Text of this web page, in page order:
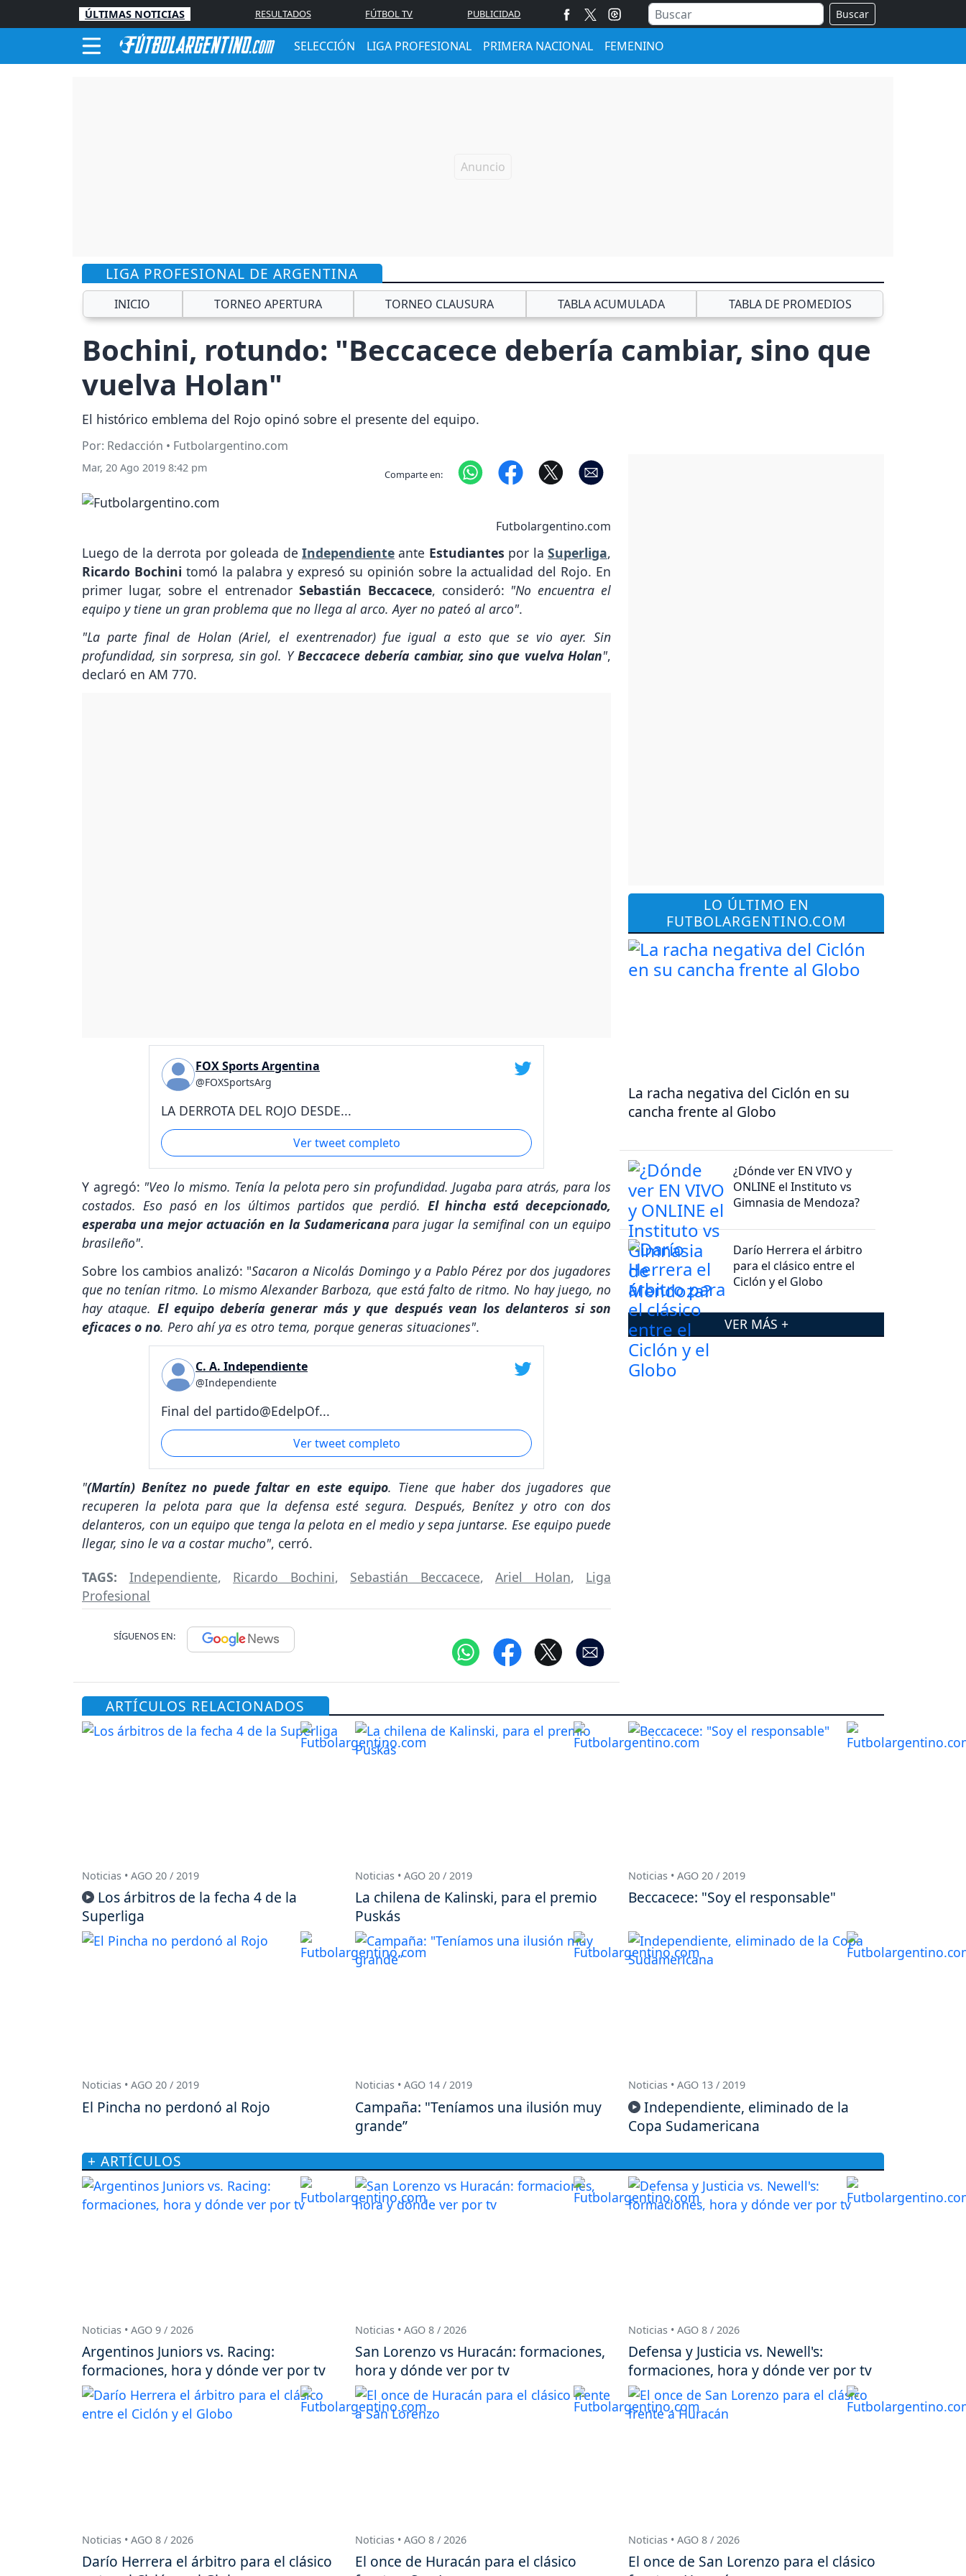
ÚLTIMAS NOTICIAS RESULTADOS FÚTBOL TV PUBLICIDAD Buscar
SELECCIÓN LIGA PROFESIONAL PRIMERA NACIONAL FEMENINO
LIGA PROFESIONAL DE ARGENTINA
INICIO TORNEO APERTURA TORNEO CLAUSURA TABLA ACUMULADA TABLA DE PROMEDIOS
Bochini, rotundo: "Beccacece debería cambiar, sino que
vuelva Holan"
El histórico emblema del Rojo opinó sobre el presente del equipo.
Por: Redacción • Futbolargentino.com
Mar, 20 Ago 2019 8:42 pm Comparte en:
Futbolargentino.com
Luego de la derrota por goleada de Independienteante Estudiantes por la Superliga,
Ricardo Bochini tomó la palabra y expresó su opinión sobre la actualidad del Rojo. En
primer lugar, sobre el entrenador Sebastián Beccacece, consideró: "No encuentra el
equipo y tiene un gran problema que no llega al arco. Ayer no pateó al arco".
"La parte final de Holan (Ariel, el exentrenador) fue igual a esto que se vio ayer. Sin
profundidad, sin sorpresa, sin gol. YBeccacece debería cambiar, sino que vuelva Holan",
declaró en AM 770.
FOX Sports Argentina
@FOXSportsArg
LA DERROTA DEL ROJO DESDE...
Ver tweet completo
Y agregó: "Veo lo mismo. Tenía la pelota pero sin profundidad. Jugaba para atrás, para los
costados. Eso pasó en los últimos partidos que perdió. El hincha está decepcionado,
esperaba una mejor actuación en la Sudamericanapara jugar la semifinal con un equipo
brasileño".
Sobre los cambios analizó: "Sacaron a Nicolás Domingo y a Pablo Pérez por dos jugadores
que no tenían ritmo. Lo mismo Alexander Barboza, que está falto de ritmo. No hay juego, no
hay ataque. El equipo debería generar más y que después vean los delanteros si son
eficaces o no. Pero ahí ya es otro tema, porque generas situaciones".
C. A. Independiente
@Independiente
Final del partido@EdelpOf...
Ver tweet completo
"(Martín) Benítez no puede faltar en este equipo. Tiene que haber dos jugadores que
recuperen la pelota para que la defensa esté segura. Después, Benítez y otro con dos
delanteros, con un equipo que tenga la pelota en el medio y sepa juntarse. Ese equipo puede
llegar, sino le va a costar mucho", cerró.
TAGS: Independiente, Ricardo Bochini, Sebastián Beccacece, Ariel Holan, Liga
Profesional
SÍGUENOS EN:
LO ÚLTIMO EN
FUTBOLARGENTINO.COM
La racha negativa del Ciclón en su
cancha frente al Globo
¿Dónde ver EN VIVO y
ONLINE el Instituto vs
Gimnasia de Mendoza?
Darío Herrera el árbitro
para el clásico entre el
Ciclón y el Globo
VER MÁS +
ARTÍCULOS RELACIONADOS
Noticias • AGO 20 / 2019
Los árbitros de la fecha 4 de la
Superliga
Noticias • AGO 20 / 2019
La chilena de Kalinski, para el premio
Puskás
Noticias • AGO 20 / 2019
Beccacece: "Soy el responsable"
Noticias • AGO 20 / 2019
El Pincha no perdonó al Rojo
Noticias • AGO 14 / 2019
Campaña: "Teníamos una ilusión muy
grande”
Noticias • AGO 13 / 2019
Independiente, eliminado de la
Copa Sudamericana
+ ARTÍCULOS
Noticias • AGO 9 / 2026
Argentinos Juniors vs. Racing:
formaciones, hora y dónde ver por tv
Noticias • AGO 8 / 2026
San Lorenzo vs Huracán: formaciones,
hora y dónde ver por tv
Noticias • AGO 8 / 2026
Defensa y Justicia vs. Newell's:
formaciones, hora y dónde ver por tv
Noticias • AGO 8 / 2026
Darío Herrera el árbitro para el clásico
Noticias • AGO 8 / 2026
El once de Huracán para el clásico
Noticias • AGO 8 / 2026
El once de San Lorenzo para el clásico